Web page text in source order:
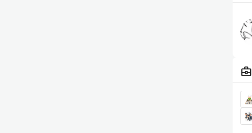
business_center